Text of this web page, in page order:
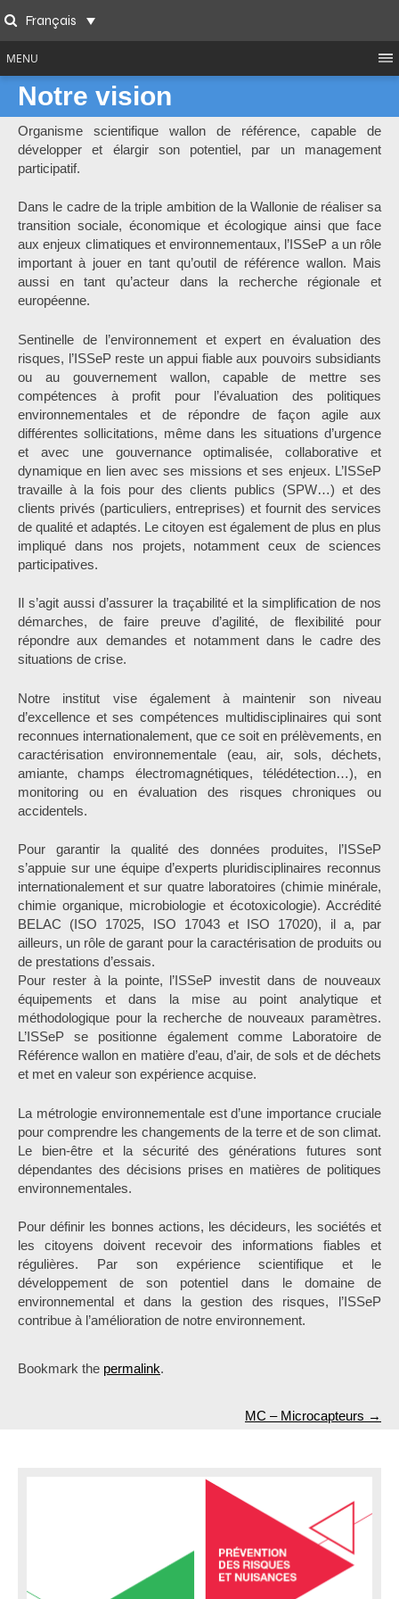
to
content
SearchFrançais
MENU
Notre vision
Organisme scientifique wallon de référence, capable de
développer et élargir son potentiel, par un management
participatif.
Dans le cadre de la triple ambition de la Wallonie de réaliser sa
transition sociale, économique et écologique ainsi que face
aux enjeux climatiques et environnementaux, l’ISSeP a un rôle
important à jouer en tant qu’outil de référence wallon. Mais
aussi en tant qu’acteur dans la recherche régionale et
européenne.
Sentinelle de l’environnement et expert en évaluation des
risques, l’ISSeP reste un appui fiable aux pouvoirs subsidiants
ou au gouvernement wallon, capable de mettre ses
compétences à profit pour l’évaluation des politiques
environnementales et de répondre de façon agile aux
différentes sollicitations, même dans les situations d’urgence
et avec une gouvernance optimalisée, collaborative et
dynamique en lien avec ses missions et ses enjeux. L’ISSeP
travaille à la fois pour des clients publics (SPW…) et des
clients privés (particuliers, entreprises) et fournit des services
de qualité et adaptés. Le citoyen est également de plus en plus
impliqué dans nos projets, notamment ceux de sciences
participatives.
Il s’agit aussi d’assurer la traçabilité et la simplification de nos
démarches, de faire preuve d’agilité, de flexibilité pour
répondre aux demandes et notamment dans le cadre des
situations de crise.
Notre institut vise également à maintenir son niveau
d’excellence et ses compétences multidisciplinaires qui sont
reconnues internationalement, que ce soit en prélèvements, en
caractérisation environnementale (eau, air, sols, déchets,
amiante, champs électromagnétiques, télédétection…), en
monitoring ou en évaluation des risques chroniques ou
accidentels.
Pour garantir la qualité des données produites, l’ISSeP
s’appuie sur une équipe d’experts pluridisciplinaires reconnus
internationalement et sur quatre laboratoires (chimie minérale,
chimie organique, microbiologie et écotoxicologie). Accrédité
BELAC (ISO 17025, ISO 17043 et ISO 17020), il a, par
ailleurs, un rôle de garant pour la caractérisation de produits ou
de prestations d’essais.
Pour rester à la pointe, l’ISSeP investit dans de nouveaux
équipements et dans la mise au point analytique et
méthodologique pour la recherche de nouveaux paramètres.
L’ISSeP se positionne également comme Laboratoire de
Référence wallon en matière d’eau, d’air, de sols et de déchets
et met en valeur son expérience acquise.
La métrologie environnementale est d’une importance cruciale
pour comprendre les changements de la terre et de son climat.
Le bien-être et la sécurité des générations futures sont
dépendantes des décisions prises en matières de politiques
environnementales.
Pour définir les bonnes actions, les décideurs, les sociétés et
les citoyens doivent recevoir des informations fiables et
régulières. Par son expérience scientifique et le
développement de son potentiel dans le domaine de
environnemental et dans la gestion des risques, l’ISSeP
contribue à l’amélioration de notre environnement.
Bookmark the permalink.
MC – Microcapteurs →